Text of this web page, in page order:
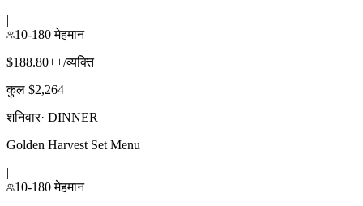
|
10-180 मेहमान
$188.80++/व्यक्ति
कुल $2,264
शनिवार· DINNER
Golden Harvest Set Menu
|
10-180 मेहमान